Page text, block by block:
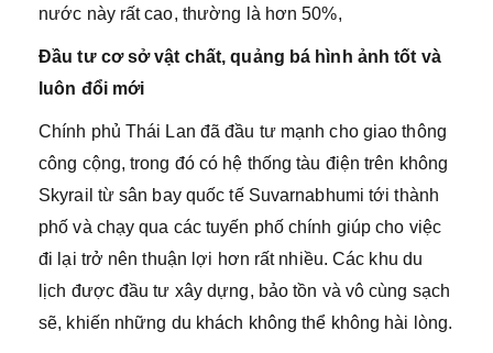
nước này rất cao, thường là hơn 50%,
Đầu tư cơ sở vật chất, quảng bá hình ảnh tốt và
luôn đổi mới
Chính phủ Thái Lan đã đầu tư mạnh cho giao thông
công cộng, trong đó có hệ thống tàu điện trên không
Skyrail từ sân bay quốc tế Suvarnabhumi tới thành
phố và chạy qua các tuyến phố chính giúp cho việc
đi lại trở nên thuận lợi hơn rất nhiều. Các khu du
lịch được đầu tư xây dựng, bảo tồn và vô cùng sạch
sẽ, khiến những du khách không thể không hài lòng.